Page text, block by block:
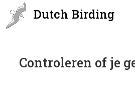
Dutch Birding
Controleren of je